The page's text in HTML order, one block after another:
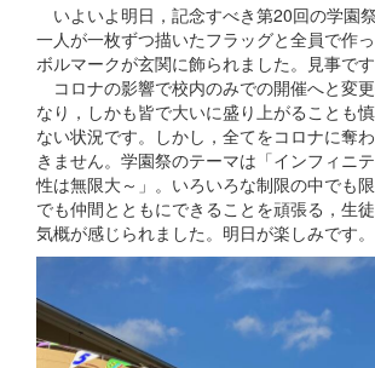
いよいよ明日，記念すべき第20回の学園
一人が一枚ずつ描いたフラッグと全員で作
ボルマークが玄関に飾られました。見事です
コロナの影響で校内のみでの開催へと変
なり，しかも皆で大いに盛り上がることも
ない状況です。しかし，全てをコロナに奪
きません。学園祭のテーマは「インフィニ
性は無限大～」。いろいろな制限の中でも
でも仲間とともにできることを頑張る，生
気概が感じられました。明日が楽しみです。